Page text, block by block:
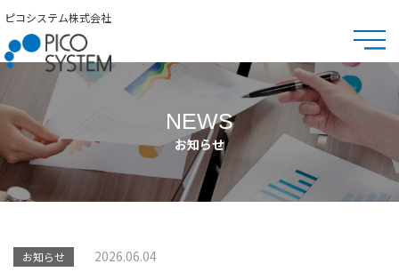
ピコシステム株式会社
NEWS
お知らせ
お知らせ 2026.06.04